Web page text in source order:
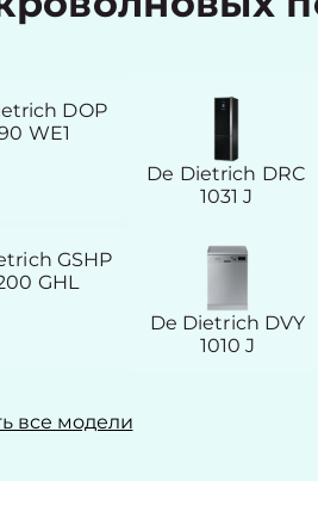
DOP
WE1
De Dietrich DRC
1031 J
GSHP
GHL
De Dietrich DVY
1010 J
все модели